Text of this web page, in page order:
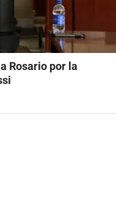
Rosario por la